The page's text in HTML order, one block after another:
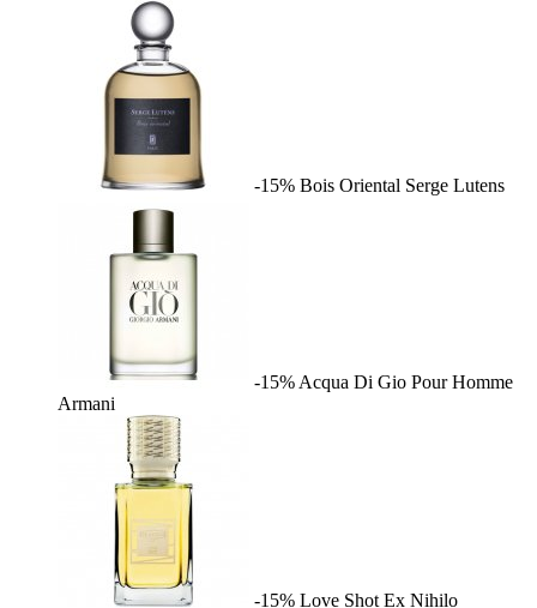
-15% Bois Oriental Serge Lutens
-15% Acqua Di Gio Pour Homme
Armani
-15% Love Shot Ex Nihilo